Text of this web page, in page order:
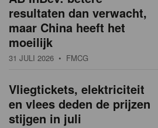
resultaten dan verwacht,
maar China heeft het
moeilijk
31 JULI 2026 • FMCG
Vliegtickets, elektriciteit
en vlees deden de prijzen
stijgen in juli